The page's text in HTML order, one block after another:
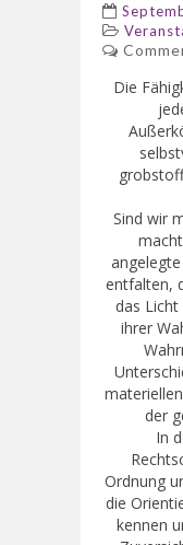
Die
Sind wir
entfalten,
das
ihrer
der
In
Ordnung
die
kennen